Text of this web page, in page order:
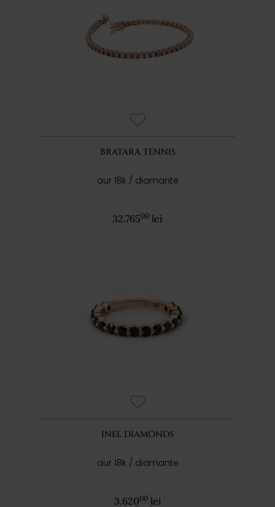
BRATARA TENNIS
aur 18k / diamante
32.76500 lei
INEL DIAMONDS
aur 18k / diamante
3.62000 lei